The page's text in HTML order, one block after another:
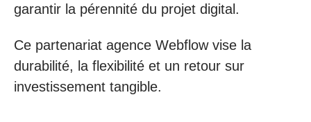
garantir la pérennité du projet digital.
Ce partenariat agence Webflow vise la
durabilité, la flexibilité et un retour sur
investissement tangible.